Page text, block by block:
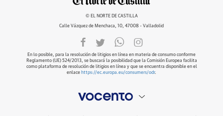
© EL NORTE DE CASTILLA
Calle Vázquez de Menchaca, 10, 47008 - Valladolid
En lo posible, para la resolución de litigios en línea en materia de consumo conforme
Reglamento (UE) 524/2013, se buscará la posibilidad que la Comisión Europea facilita
como plataforma de resolución de litigios en línea y que se encuentra disponible en el
enlace https://ec.europa.eu/consumers/odr.